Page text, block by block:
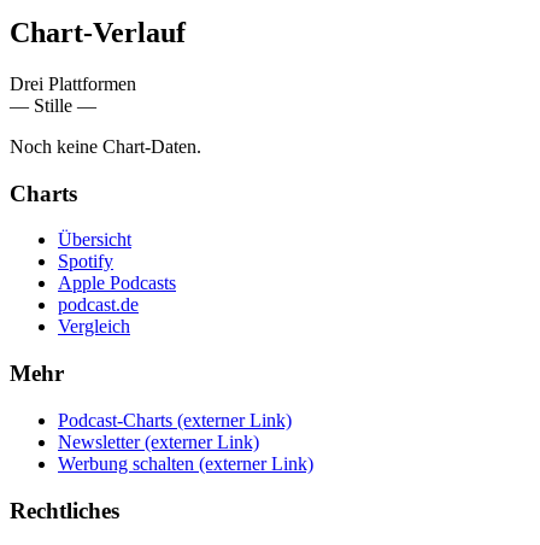
Chart-Verlauf
Drei Plattformen
— Stille —
Noch keine Chart-Daten.
Charts
Übersicht
Spotify
Apple Podcasts
podcast.de
Vergleich
Mehr
Podcast-Charts (externer Link)
Newsletter (externer Link)
Werbung schalten (externer Link)
Rechtliches